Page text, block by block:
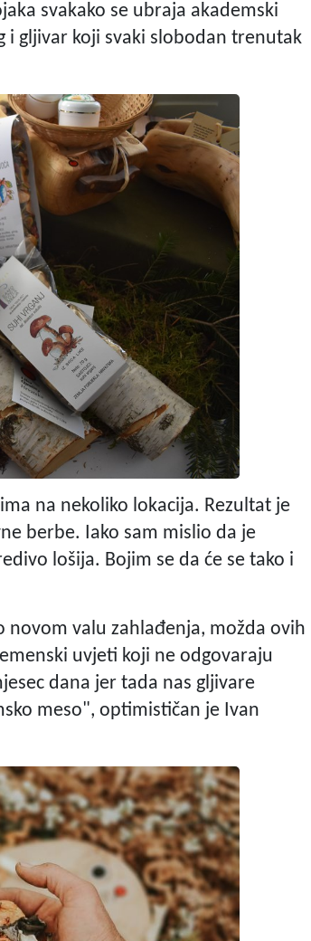
svakako se ubraja akademski
i gljivar koji svaki slobodan trenutak
na nekoliko lokacija. Rezultat je
berbe. Iako sam mislio da je
lošija. Bojim se da će se tako i
novom valu zahlađenja, možda ovih
uvjeti koji ne odgovaraju
dana jer tada nas gljivare
meso", optimističan je Ivan